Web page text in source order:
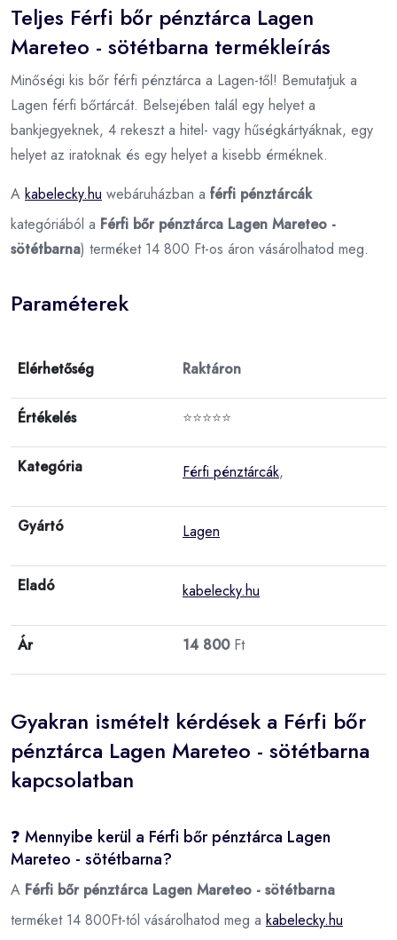
Teljes Férfi bőr pénztárca Lagen
Mareteo - sötétbarna termékleírás
Minőségi kis bőr férfi pénztárca a Lagen-től! Bemutatjuk a
Lagen férfi bőrtárcát. Belsejében talál egy helyet a
bankjegyeknek, 4 rekeszt a hitel- vagy hűségkártyáknak, egy
helyet az iratoknak és egy helyet a kisebb érméknek.
A kabelecky.hu webáruházban a férfi pénztárcák
kategóriából a Férfi bőr pénztárca Lagen Mareteo -
sötétbarna) terméket 14 800 Ft-os áron vásárolhatod meg.
Paraméterek
Elérhetőség Raktáron
Értékelés ⭐⭐⭐⭐⭐
Kategória Férfi pénztárcák,
Gyártó Lagen
Eladó kabelecky.hu
Ár 14 800Ft
Gyakran ismételt kérdések a Férfi bőr
pénztárca Lagen Mareteo - sötétbarna
kapcsolatban
❓ Mennyibe kerül a Férfi bőr pénztárca Lagen
Mareteo - sötétbarna?
A Férfi bőr pénztárca Lagen Mareteo - sötétbarna
terméket 14 800Ft-tól vásárolhatod meg a kabelecky.hu